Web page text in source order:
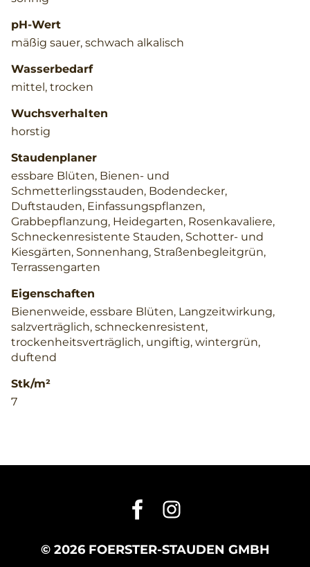
pH-Wert
mäßig sauer, schwach alkalisch
Wasserbedarf
mittel, trocken
Wuchsverhalten
horstig
Staudenplaner
essbare Blüten, Bienen- und
Schmetterlingsstauden, Bodendecker,
Duftstauden, Einfassungspflanzen,
Grabbepflanzung, Heidegarten, Rosenkavaliere,
Schneckenresistente Stauden, Schotter- und
Kiesgärten, Sonnenhang, Straßenbegleitgrün,
Terrassengarten
Eigenschaften
Bienenweide, essbare Blüten, Langzeitwirkung,
salzverträglich, schneckenresistent,
trockenheitsverträglich, ungiftig, wintergrün,
duftend
Stk/m²
7
© 2026 FOERSTER-STAUDEN GMBH